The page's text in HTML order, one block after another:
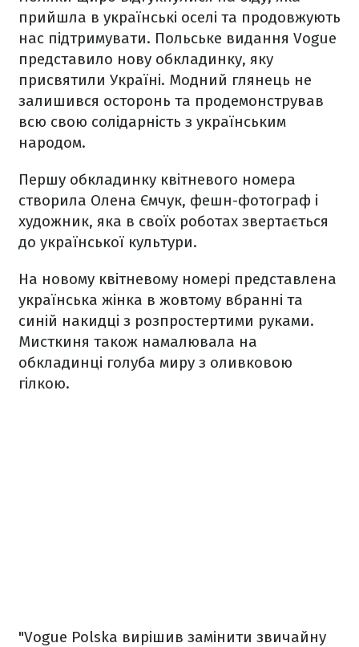
прийшла в українські оселі та продовжують
нас підтримувати. Польське видання Vogue
представило нову обкладинку, яку
присвятили Україні. Модний глянець не
залишився осторонь та продемонстрував
всю свою солідарність з українським
народом.
Першу обкладинку квітневого номера
створила Олена Ємчук, фешн-фотограф і
художник, яка в своїх роботах звертається
до української культури.
На новому квітневому номері представлена
українська жінка в жовтому вбранні та
синій накидці з розпростертими руками.
Мисткиня також намалювала на
обкладинці голуба миру з оливковою
гілкою.
"Vogue Polska вирішив замінити звичайну